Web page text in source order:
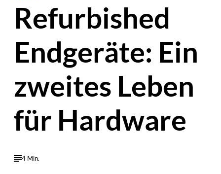
Refurbished
Endgeräte: Ein
zweites Leben
für Hardware
4 Min.